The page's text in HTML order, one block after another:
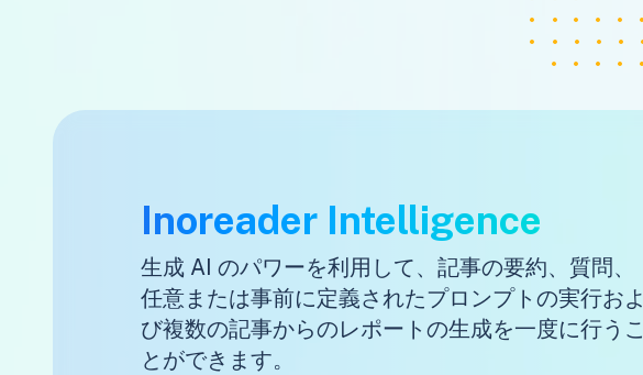
Inoreader Intelligence
生成 AI のパワーを利用して、記事の要約、質問、
任意または事前に定義されたプロンプトの実行およ
び複数の記事からのレポートの生成を一度に行うこ
とができます。